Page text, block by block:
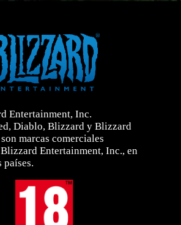
Entertainment, Inc.
Diablo, Blizzard y Blizzard
marcas comerciales
Entertainment, Inc., en
países.